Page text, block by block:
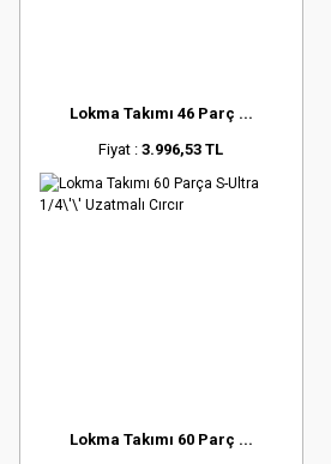
Lokma Takımı 46 Parç ...
Fiyat :3.996,53 TL
Lokma Takımı 60 Parç ...